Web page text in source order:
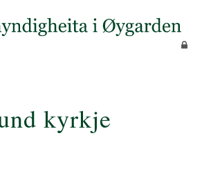
kyrkje